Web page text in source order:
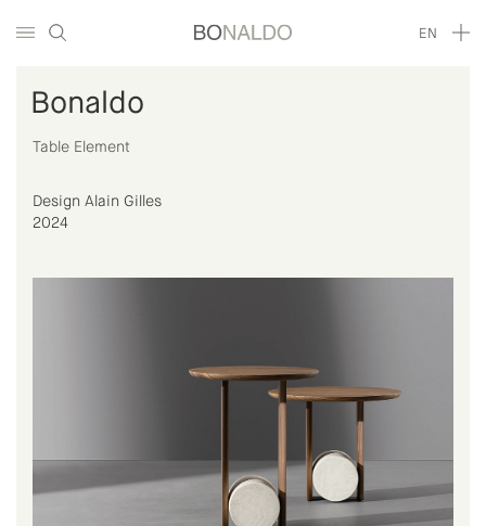
EN
Bonaldo
Table Element
Design Alain Gilles
2024